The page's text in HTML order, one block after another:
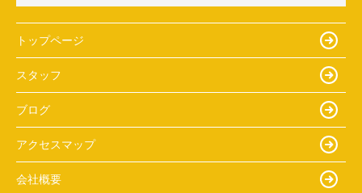
トップページ
スタッフ
ブログ
アクセスマップ
会社概要